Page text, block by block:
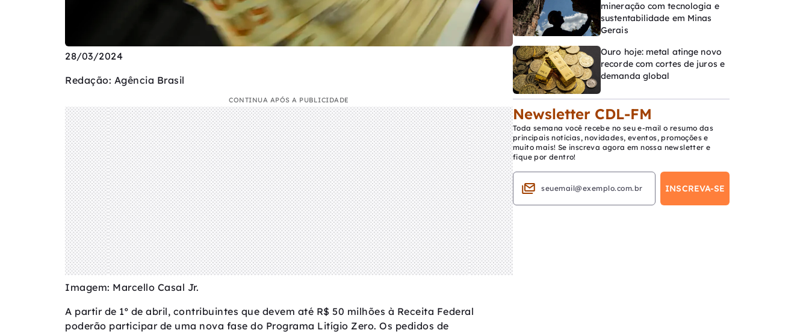
28/03/2024
Redação: Agência Brasil
CONTINUA APÓS A PUBLICIDADE
Imagem: Marcello Casal Jr.
A partir de 1º de abril, contribuintes que devem até R$ 50 milhões à Receita Federal
poderão participar de uma nova fase do Programa Litígio Zero. Os pedidos de
mineração com tecnologia e
sustentabilidade em Minas
Gerais
Ouro hoje: metal atinge novo
recorde com cortes de juros e
demanda global
Newsletter CDL-FM
Toda semana você recebe no seu e-mail o resumo das
principais notícias, novidades, eventos, promoções e
muito mais! Se inscreva agora em nossa newsletter e
fique por dentro!